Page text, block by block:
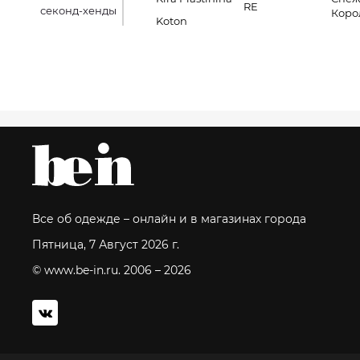
секонд-хенды
Koton
RE
Все об одежде – онлайн и в магазинах города
Пятница, 7 Август 2026 г.
© www.be-in.ru. 2006 – 2026